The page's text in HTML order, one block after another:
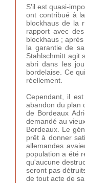
S'il est quasi-
ont contribué à
blockhaus de la
rapport avec
blockhaus ;
la garantie de
Stahlschmitt agit
abri dans les
bordelaise. Ce
réellement.
Cependant, il
abandon du plan
de Bordeaux
demandé au
Bordeaux. Le
prêt à donner
allemandes
population a été
qu'aucune
seront pas
de tout acte de